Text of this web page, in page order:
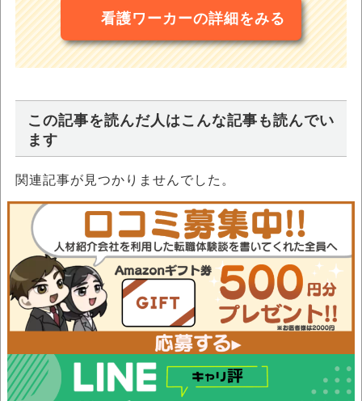
看護ワーカーの詳細をみる
この記事を読んだ人はこんな記事も読んでい
ます
関連記事が見つかりませんでした。